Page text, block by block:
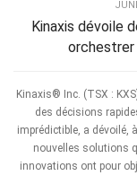
Kinaxis dévoile
orchestrer
Kinaxis® Inc. (TSX :
des décisions
imprédictible, a dévoilé,
nouvelles solutions
innovations ont pour